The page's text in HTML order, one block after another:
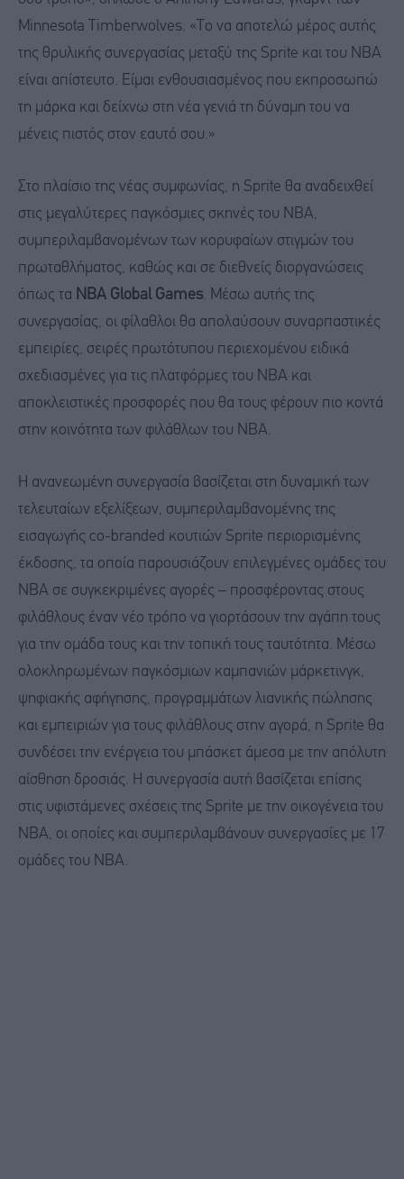
Minnesota Timberwolves. «Το να αποτελώ μέρος αυτής
της θρυλικής συνεργασίας μεταξύ της Sprite και του NBA
είναι απίστευτο. Είμαι ενθουσιασμένος που εκπροσωπώ
τη μάρκα και δείχνω στη νέα γενιά τη δύναμη του να
μένεις πιστός στον εαυτό σου.»
Στο πλαίσιο της νέας συμφωνίας, η Sprite θα αναδειχθεί
στις μεγαλύτερες παγκόσμιες σκηνές του NBA,
συμπεριλαμβανομένων των κορυφαίων στιγμών του
πρωταθλήματος, καθώς και σε διεθνείς διοργανώσεις
όπως τα NBA Global Games. Μέσω αυτής της
συνεργασίας, οι φίλαθλοι θα απολαύσουν συναρπαστικές
εμπειρίες, σειρές πρωτότυπου περιεχομένου ειδικά
σχεδιασμένες για τις πλατφόρμες του NBA και
αποκλειστικές προσφορές που θα τους φέρουν πιο κοντά
στην κοινότητα των φιλάθλων του NBA.
Η ανανεωμένη συνεργασία βασίζεται στη δυναμική των
τελευταίων εξελίξεων, συμπεριλαμβανομένης της
εισαγωγής co-branded κουτιών Sprite περιορισμένης
έκδοσης, τα οποία παρουσιάζουν επιλεγμένες ομάδες του
NBA σε συγκεκριμένες αγορές – προσφέροντας στους
φιλάθλους έναν νέο τρόπο να γιορτάσουν την αγάπη τους
για την ομάδα τους και την τοπική τους ταυτότητα. Μέσω
ολοκληρωμένων παγκόσμιων καμπανιών μάρκετινγκ,
ψηφιακής αφήγησης, προγραμμάτων λιανικής πώλησης
και εμπειριών για τους φιλάθλους στην αγορά, η Sprite θα
συνδέσει την ενέργεια του μπάσκετ άμεσα με την απόλυτη
αίσθηση δροσιάς. Η συνεργασία αυτή βασίζεται επίσης
στις υφιστάμενες σχέσεις της Sprite με την οικογένεια του
NBA, οι οποίες και συμπεριλαμβάνουν συνεργασίες με 17
ομάδες του NBA.